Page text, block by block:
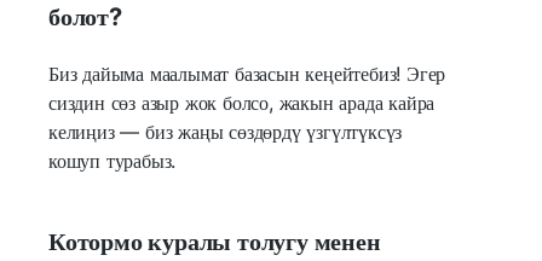
болот?
Биз дайыма маалымат базасын кеңейтебиз! Эгер
сиздин сөз азыр жок болсо, жакын арада кайра
келиңиз — биз жаңы сөздөрдү үзгүлтүксүз
кошуп турабыз.
Котормо куралы толугу менен